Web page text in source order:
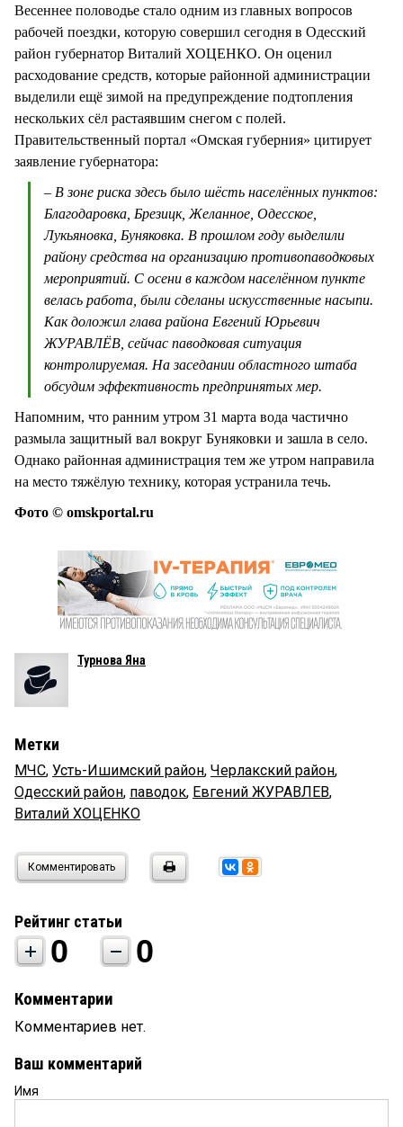
Весеннее половодье стало одним из главных вопросов
рабочей поездки, которую совершил сегодня в Одесский
район губернатор Виталий ХОЦЕНКО. Он оценил
расходование средств, которые районной администрации
выделили ещё зимой на предупреждение подтопления
нескольких сёл растаявшим снегом с полей.
Правительственный портал «Омская губерния» цитирует
заявление губернатора:
– В зоне риска здесь было шёсть населённых пунктов:
Благодаровка, Брезицк, Желанное, Одесское,
Лукьяновка, Буняковка. В прошлом году выделили
району средства на организацию противопаводковых
мероприятий. С осени в каждом населённом пункте
велась работа, были сделаны искусственные насыпи.
Как доложил глава района Евгений Юрьевич
ЖУРАВЛЁВ, сейчас паводковая ситуация
контролируемая. На заседании областного штаба
обсудим эффективность предпринятых мер.
Напомним, что ранним утром 31 марта вода частично
размыла защитный вал вокруг Буняковки и зашла в село.
Однако районная администрация тем же утром направила
на место тяжёлую технику, которая устранила течь.
Фото © omskportal.ru
Турнова Яна
Метки
МЧС, Усть-Ишимский район, Черлакский район,
Одесский район, паводок, Евгений ЖУРАВЛЕВ,
Виталий ХОЦЕНКО
Комментировать
Рейтинг статьи
0 0
Комментарии
Комментариев нет.
Ваш комментарий
Имя